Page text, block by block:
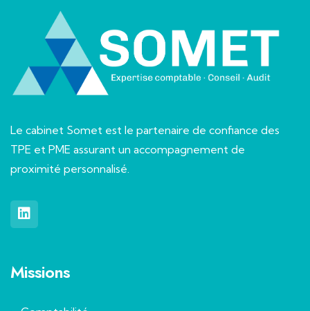
Le cabinet Somet est le partenaire de confiance des
TPE et PME assurant un accompagnement de
proximité personnalisé.
Missions